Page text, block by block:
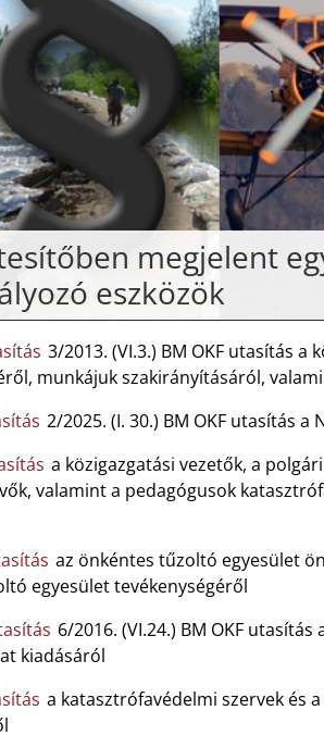
megjelent
eszközök
3/2013. (VI.3.) BM OKF utasítás
munkájuk szakirányításáról,
2/2025. (I. 30.) BM OKF utasítás
a közigazgatási vezetők, a
valamint a pedagógusok
az önkéntes tűzoltó egyesület
egyesület tevékenységéről
6/2016. (VI.24.) BM OKF
kiadásáról
a katasztrófavédelmi szervek és